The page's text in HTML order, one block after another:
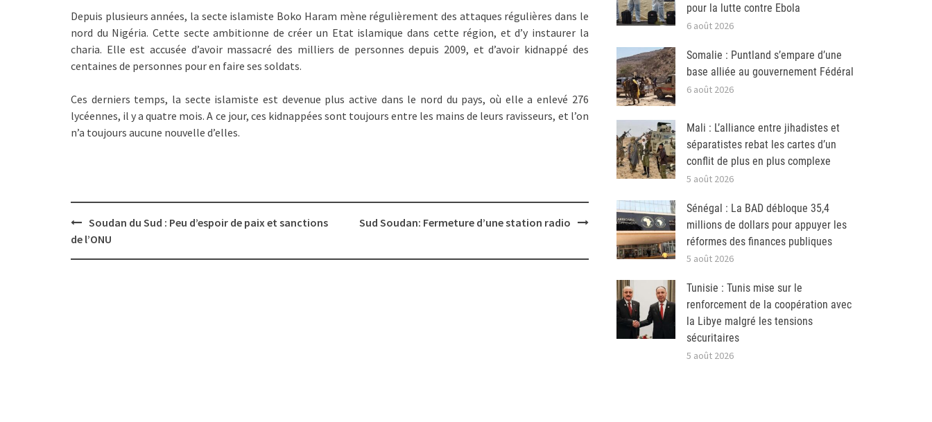
Depuis plusieurs années, la secte islamiste Boko Haram mène régulièrement des attaques régulières dans le
nord du Nigéria. Cette secte ambitionne de créer un Etat islamique dans cette région, et d’y instaurer la
charia. Elle est accusée d’avoir massacré des milliers de personnes depuis 2009, et d’avoir kidnappé des
centaines de personnes pour en faire ses soldats.
Ces derniers temps, la secte islamiste est devenue plus active dans le nord du pays, où elle a enlevé 276
lycéennes, il y a quatre mois. A ce jour, ces kidnappées sont toujours entre les mains de leurs ravisseurs, et l’on
n’a toujours aucune nouvelle d’elles.
Post
navigation
Soudan du Sud : Peu d’espoir de paix et sanctions
de l’ONU
Sud Soudan: Fermeture d’une station radio
pour la lutte contre Ebola
6 août 2026
Somalie : Puntland s’empare d’une
base alliée au gouvernement Fédéral
6 août 2026
Mali : L’alliance entre jihadistes et
séparatistes rebat les cartes d’un
conflit de plus en plus complexe
5 août 2026
Sénégal : La BAD débloque 35,4
millions de dollars pour appuyer les
réformes des finances publiques
5 août 2026
Tunisie : Tunis mise sur le
renforcement de la coopération avec
la Libye malgré les tensions
sécuritaires
5 août 2026